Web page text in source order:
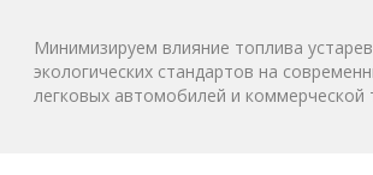
Минимизируем влияние топлива
экологических стандартов на
легковых автомобилей и коммерческой